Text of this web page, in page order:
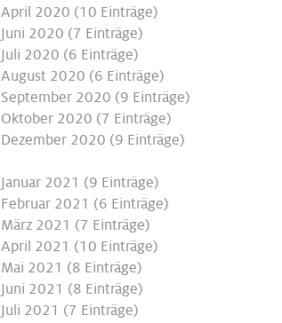
April 2020 (10 Einträge)
Juni 2020 (7 Einträge)
Juli 2020 (6 Einträge)
August 2020 (6 Einträge)
September 2020 (9 Einträge)
Oktober 2020 (7 Einträge)
Dezember 2020 (9 Einträge)
Januar 2021 (9 Einträge)
Februar 2021 (6 Einträge)
März 2021 (7 Einträge)
April 2021 (10 Einträge)
Mai 2021 (8 Einträge)
Juni 2021 (8 Einträge)
Juli 2021 (7 Einträge)